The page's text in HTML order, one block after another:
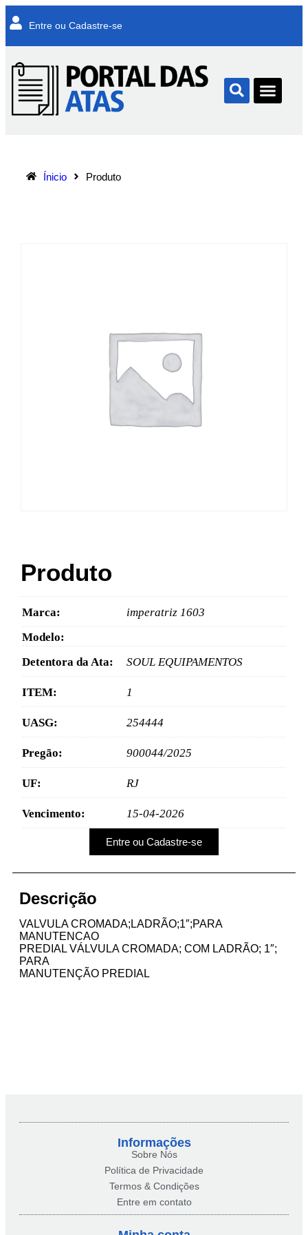
Entre ou Cadastre-se
Ínicio Produto
Produto
Marca:
imperatriz 1603
Modelo:
Detentora da Ata:
SOUL EQUIPAMENTOS
ITEM: 1
UASG: 254444
Pregão: 900044/2025
UF: RJ
Vencimento: 15-04-2026
Entre ou Cadastre-se
Descrição
VALVULA CROMADA;LADRÃO;1″;PARA
MANUTENCAO
PREDIAL VÁLVULA CROMADA; COM LADRÃO; 1″;
PARA
MANUTENÇÃO PREDIAL
Informações
Sobre Nós
Política de Privacidade
Termos & Condições
Entre em contato